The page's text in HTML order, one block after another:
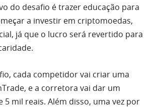
do desafio é trazer educação para
a investir em criptomoedas,
já que o lucro será revertido para
cada competidor vai criar uma
e a corretora vai dar um
5 mil reais. Além disso, uma vez por